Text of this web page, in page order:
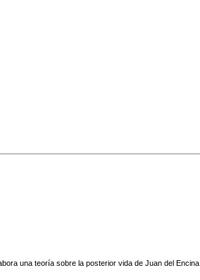
una teoría sobre la posterior vida de Juan del Encina.